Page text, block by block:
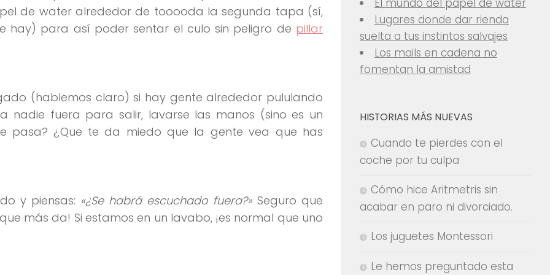
de water alrededor de tooooda la segunda tapa (sí,
hay) para así poder sentar el culo sin peligro de pillar
(hablemos claro) si hay gente alrededor pululando
nadie fuera para salir, lavarse las manos (sino es un
pasa? ¿Que te da miedo que la gente vea que has
y piensas: «¿Se habrá escuchado fuera?»Seguro que
más da! Si estamos en un lavabo, ¡es normal que uno
El mundo del papel de water
Lugares donde dar rienda
suelta a tus instintos salvajes
Los mails en cadena no
fomentan la amistad
HISTORIAS MÁS NUEVAS
Cuando te pierdes con el
coche por tu culpa
Cómo hice Aritmetris sin
acabar en paro ni divorciado.
Los juguetes Montessori
Le hemos preguntado esta